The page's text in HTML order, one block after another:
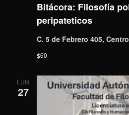
Bitácora: Filosofía
peripateticos
C. 5 de Febrero 405,
$60
LUN
27